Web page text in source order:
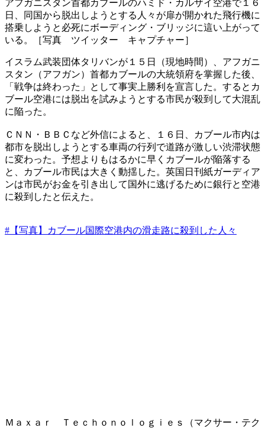
アフガニスタン首都カブールのハミド・カルザイ空港で１６
日、同国から脱出しようとする人々が扉が開かれた飛行機に
搭乗しようと必死にボーディング・ブリッジに這い上がって
いる。［写真 ツイッター キャプチャー］
イスラム武装団体タリバンが１５日（現地時間）、アフガニ
スタン（アフガン）首都カブールの大統領府を掌握した後、
「戦争は終わった」として事実上勝利を宣言した。するとカ
ブール空港には脱出を試みようとする市民が殺到して大混乱
に陥った。
ＣＮＮ・ＢＢＣなど外信によると、１６日、カブール市内は
都市を脱出しようとする車両の行列で道路が激しい渋滞状態
に変わった。予想よりもはるかに早くカブールが陥落する
と、カブール市民は大きく動揺した。英国日刊紙ガーディア
ンは市民がお金を引き出して国外に逃げるために銀行と空港
に殺到したと伝えた。
#【写真】カブール国際空港内の滑走路に殺到した人々
Ｍａｘａｒ Ｔｅｃｈｏｎｏｌｏｇｉｅｓ（マクサー・テク